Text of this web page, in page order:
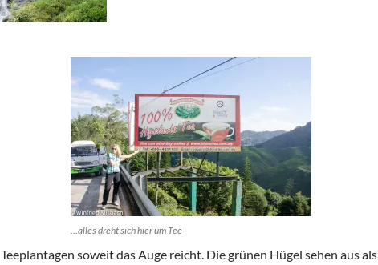
…alles dreht sich hier um Tee
Teeplantagen soweit das Auge reicht. Die grünen Hügel sehen aus als